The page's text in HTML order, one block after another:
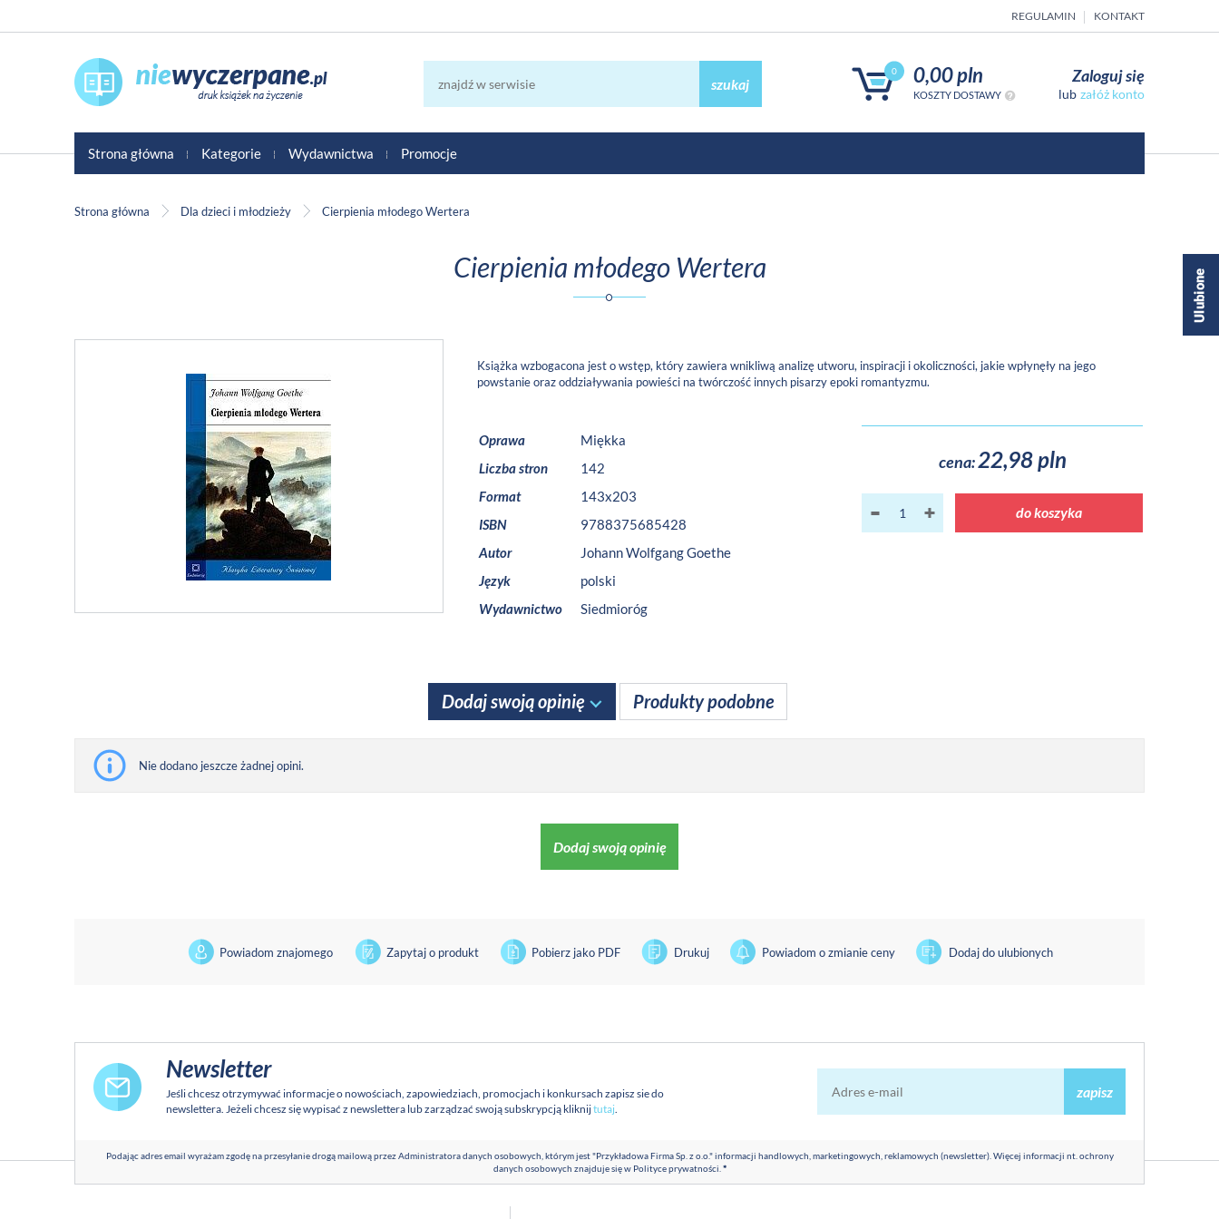
REGULAMIN KONTAKT
0 0,00 pln
KOSZTY DOSTAWY
szukaj Zaloguj się
załóż konto
Strona główna Kategorie Wydawnictwa Promocje
Strona główna Dla dzieci i młodzieży Cierpienia młodego Wertera
Cierpienia młodego Wertera
Książka wzbogacona jest o wstęp, który zawiera wnikliwą analizę utworu, inspiracji i okoliczności, jakie wpłynęły na jego
powstanie oraz oddziaływania powieści na twórczość innych pisarzy epoki romantyzmu.
Oprawa
Miękka
Liczba stron
142
Format
143x203
ISBN
9788375685428
Autor
Johann Wolfgang Goethe
Język
polski
Wydawnictwo
Siedmioróg
cena:22,98 pln
do koszyka
Dodaj swoją opinię Produkty podobne
Nie dodano jeszcze żadnej opini.
Dodaj swoją opinię
Powiadom znajomego Zapytaj o produkt Pobierz jako PDF Drukuj Powiadom o zmianie ceny Dodaj do ulubionych
Newsletter
Jeśli chcesz otrzymywać informacje o nowościach, zapowiedziach, promocjach i konkursach zapisz sie do
newslettera. Jeżeli chcesz się wypisać z newslettera lub zarządzać swoją subskrypcją kliknijtutaj.
zapisz
Podając adres email wyrażam zgodę na przesyłanie drogą mailową przez Administratora danych osobowych, którym jest "Przykładowa Firma Sp. z o.o." informacji handlowych, marketingowych, reklamowych (newsletter). Więcej informacji nt. ochrony
danych osobowych znajduje się w Polityce prywatności *